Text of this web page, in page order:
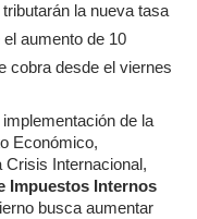
la nueva tasa
aumento de 10
cobra desde el viernes
de la
Económico,
Crisis Internacional,
Impuestos Internos
busca aumentar